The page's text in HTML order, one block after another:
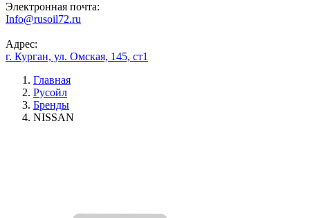
Электронная почта:
Info@rusoil72.ru
Адрес:
г. Курган, ул. Омская, 145, ст1
Главная
Русойл
Бренды
NISSAN